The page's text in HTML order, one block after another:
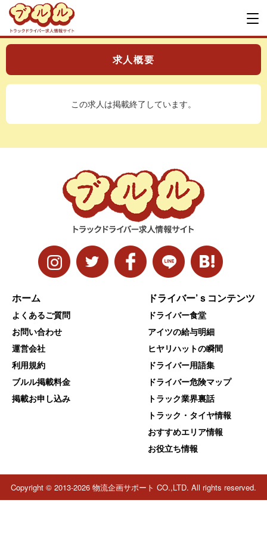
求人概要
この求人は掲載終了しています。
ホーム
よくあるご質問
お問い合わせ
運営会社
利用規約
ブルル掲載料金
掲載お申し込み
ドライバー’ｓコンテンツ
ドライバー食堂
アイツの給与明細
ヒヤリハットの瞬間
ドライバー用語集
ドライバー危険マップ
トラック業界裏話
トラック・タイヤ情報
おすすめエリア情報
お役立ち情報
Copyright © 2013-2026 物流企画サポート CO.,LTD. All rights reserved.